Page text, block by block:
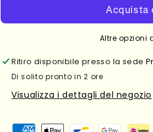
Altre opzioni
Ritiro disponibile presso la sede
Di solito pronto in 2 ore
Visualizza i dettagli del negozio